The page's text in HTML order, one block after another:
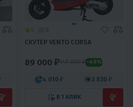
СКУТЕР VENTO CORSA
89 000 ₽149 000 ₽ -40%
4 010 ₽ 3 830 ₽
В 1 КЛИК